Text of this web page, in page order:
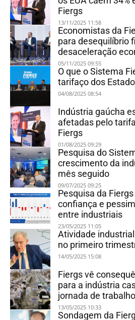
Fiergs
13/11/2025 11:58
Economistas da
para desequilíbrio
desaceleração
05/11/2025 09:55
O que o Sistema
tarifaço dos
04/08/2025 08:54
Indústria gaúcha
afetadas pelo
Fiergs
01/08/2025 09:29
Pesquisa do
crescimento da
mês seguido
09/07/2025 09:25
Pesquisa da
confiança e
entre industriais
23/05/2025 11:05
Atividade
no primeiro
14/05/2025 15:08
Fiergs vê
para a indústria
jornada de trabalho
13/05/2025 10:33
Sondagem da